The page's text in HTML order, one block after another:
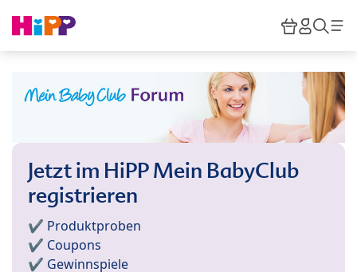
HiPP
Jetzt im HiPP Mein BabyClub
registrieren
✔️ Produktproben
✔️ Coupons
✔️ Gewinnspiele